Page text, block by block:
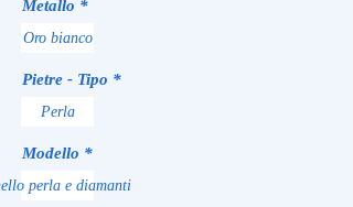
Metallo *
Oro bianco
Pietre - Tipo *
Perla
Modello *
perla e diamanti